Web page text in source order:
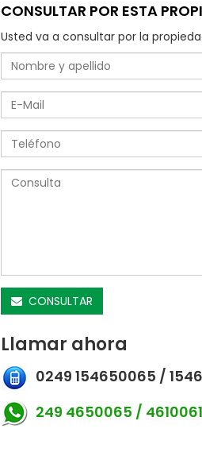
CONSULTAR POR ESTA
Usted va a consultar por la
CONSULTAR
Llamar ahora
0249 154650065 /
249 4650065 /